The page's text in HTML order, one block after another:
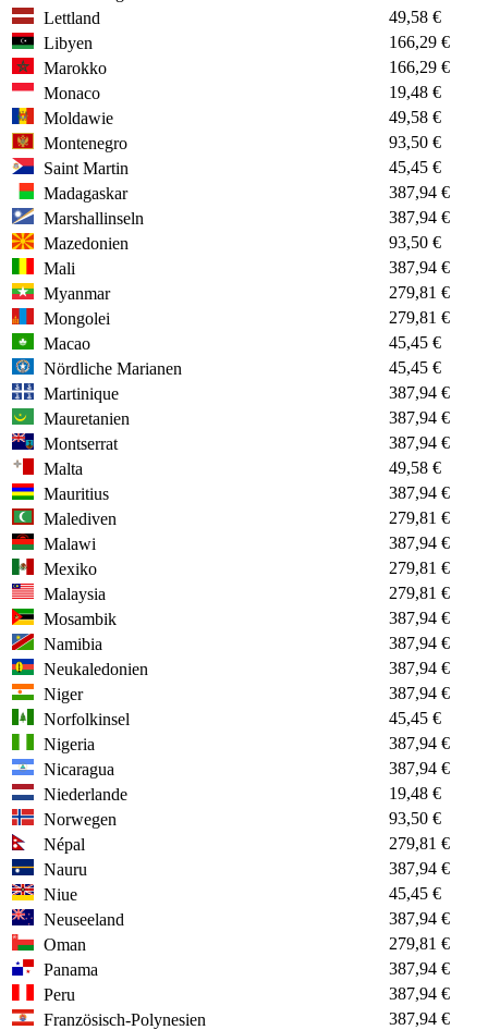
Lettland
49,58 €
Libyen
166,29 €
Marokko
166,29 €
Monaco
19,48 €
Moldawie
49,58 €
Montenegro
93,50 €
Saint Martin
45,45 €
Madagaskar
387,94 €
Marshallinseln
387,94 €
Mazedonien
93,50 €
Mali
387,94 €
Myanmar
279,81 €
Mongolei
279,81 €
Macao
45,45 €
Nördliche Marianen
45,45 €
Martinique
387,94 €
Mauretanien
387,94 €
Montserrat
387,94 €
Malta
49,58 €
Mauritius
387,94 €
Malediven
279,81 €
Malawi
387,94 €
Mexiko
279,81 €
Malaysia
279,81 €
Mosambik
387,94 €
Namibia
387,94 €
Neukaledonien
387,94 €
Niger
387,94 €
Norfolkinsel
45,45 €
Nigeria
387,94 €
Nicaragua
387,94 €
Niederlande
19,48 €
Norwegen
93,50 €
Népal
279,81 €
Nauru
387,94 €
Niue
45,45 €
Neuseeland
387,94 €
Oman
279,81 €
Panama
387,94 €
Peru
387,94 €
Französisch-Polynesien
387,94 €